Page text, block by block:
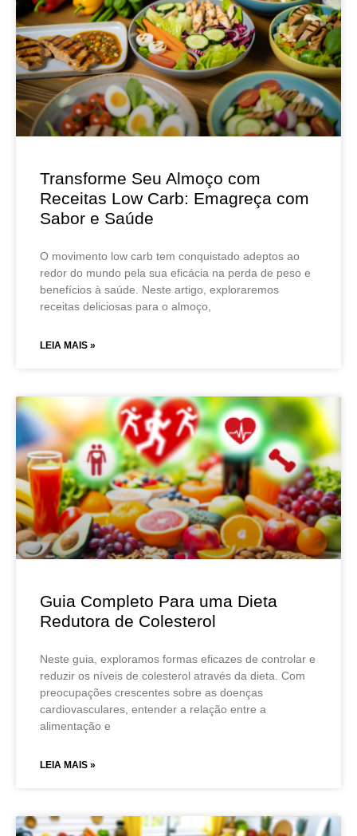
Transforme Seu Almoço com
Receitas Low Carb: Emagreça com
Sabor e Saúde
O movimento low carb tem conquistado adeptos ao
redor do mundo pela sua eficácia na perda de peso e
benefícios à saúde. Neste artigo, exploraremos
receitas deliciosas para o almoço,
LEIA MAIS »
Guia Completo Para uma Dieta
Redutora de Colesterol
Neste guia, exploramos formas eficazes de controlar e
reduzir os níveis de colesterol através da dieta. Com
preocupações crescentes sobre as doenças
cardiovasculares, entender a relação entre a
alimentação e
LEIA MAIS »